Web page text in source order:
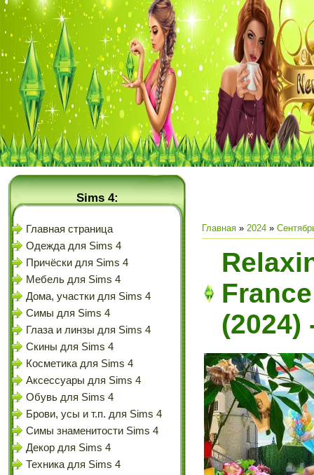
Sims 4:
Главная страница
Одежда для Sims 4
Причёски для Sims 4
Мебель для Sims 4
Дома, участки для Sims 4
Симы для Sims 4
Глаза и линзы для Sims 4
Скины для Sims 4
Косметика для Sims 4
Аксессуары для Sims 4
Обувь для Sims 4
Брови, усы и т.п. для Sims 4
Симы знаменитости Sims 4
Декор для Sims 4
Техника для Sims 4
Главная » 2024 »
(2024)